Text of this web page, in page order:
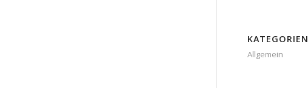
KATEGORIEN
Allgemein